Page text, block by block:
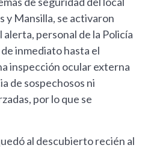
y Mansilla, se activaron
personal de la Policía
inmediato hasta el
inspección ocular externa
de sospechosos ni
por lo que se
al descubierto recién al